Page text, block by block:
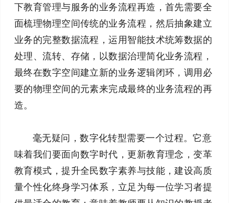
下教育管理与服务的业务流程再造，首先需要全
面梳理物理空间传统的业务流程，然后抽象建立
业务的完整数据流程，运用智能技术统筹数据的
处理、流转、存储，以数据治理简化业务流程，
最终在数字空间建立新的业务逻辑闭环，调用必
要的物理空间的元素来完成最终的业务流程的再
造。
毫无疑问，数字化转型需要一个过程。它意
味着我们要面向数字时代，更新教育理念，变革
教育模式，提升全民数字素养与技能，建设高质
量个性化终身学习体系，立足为每一位学习者提